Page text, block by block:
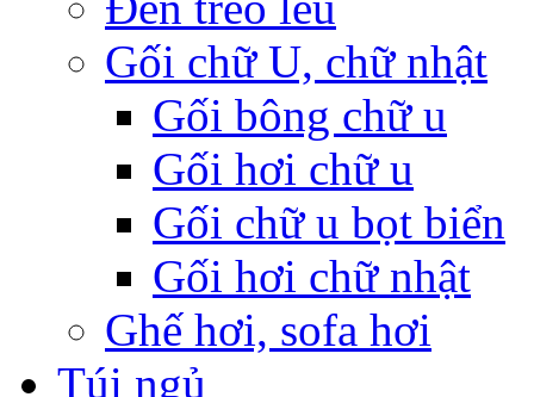
Gối chữ U, chữ nhật
Gối bông chữ u
Gối hơi chữ u
Gối chữ u bọt biển
Gối hơi chữ nhật
Ghế hơi, sofa hơi
Túi ngủ